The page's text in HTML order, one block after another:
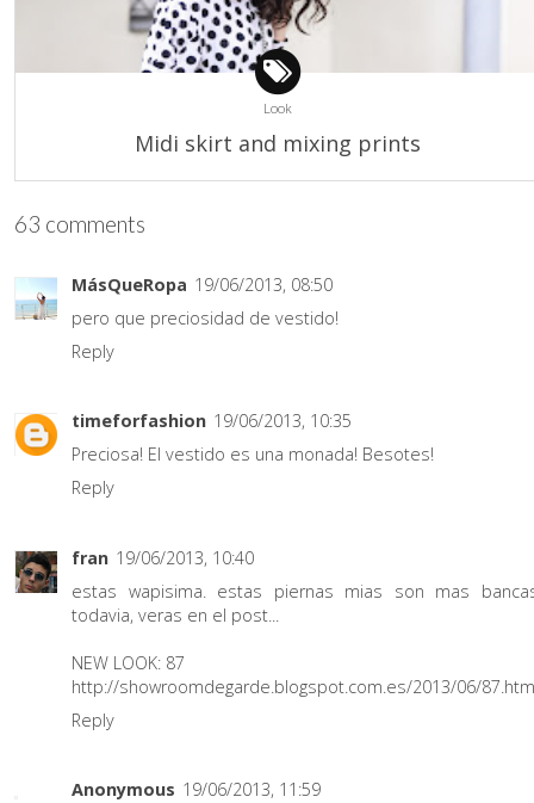
Look
Midi skirt and mixing prints
63 comments
MásQueRopa 19/06/2013, 08:50
pero que preciosidad de vestido!
Reply
timeforfashion 19/06/2013, 10:35
Preciosa! El vestido es una monada! Besotes!
Reply
fran 19/06/2013, 10:40
estas wapisima. estas piernas mias son mas
todavia, veras en el post...
NEW LOOK: 87
http://showroomdegarde.blogspot.com.es/2013/06/
Reply
Anonymous 19/06/2013, 11:59